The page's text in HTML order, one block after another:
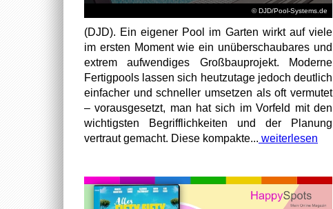
© DJD/Pool-Systems.de
(DJD). Ein eigener Pool im Garten wirkt auf viele
im ersten Moment wie ein unüberschaubares und
extrem aufwendiges Großbauprojekt. Moderne
Fertigpools lassen sich heutzutage jedoch deutlich
einfacher und schneller umsetzen als oft vermutet
– vorausgesetzt, man hat sich im Vorfeld mit den
wichtigsten Begrifflichkeiten und der Planung
vertraut gemacht. Diese kompakte... weiterlesen